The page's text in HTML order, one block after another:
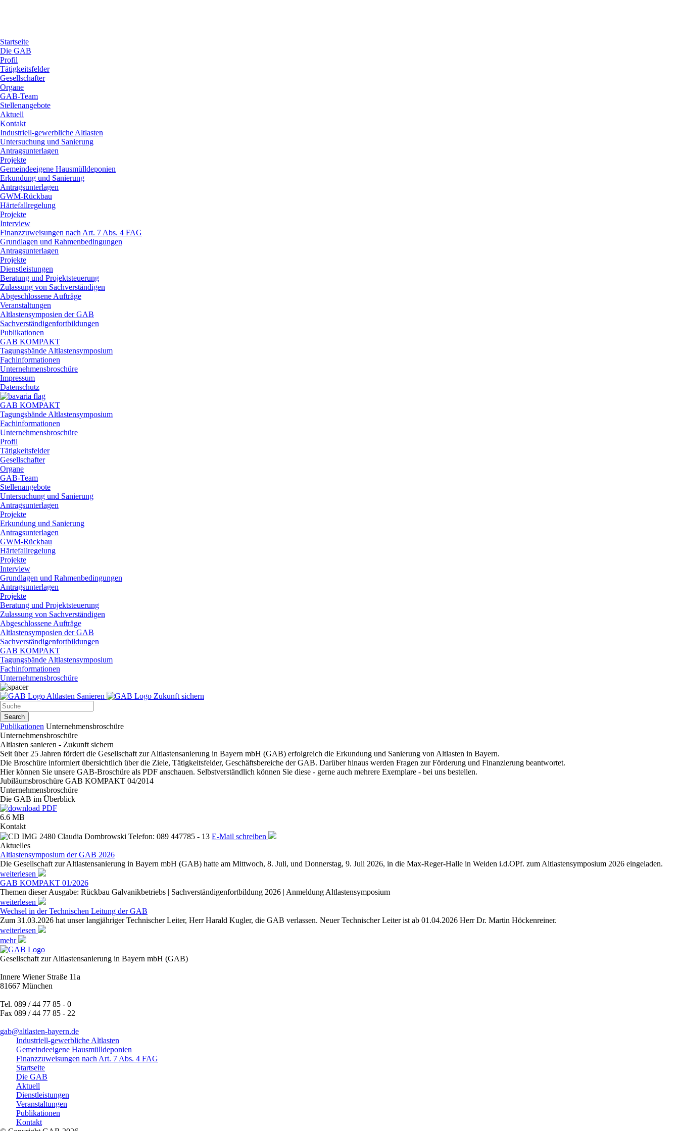
Startseite
Die GAB
Profil
Tätigkeitsfelder
Gesellschafter
Organe
GAB-Team
Stellenangebote
Aktuell
Kontakt
Industriell-gewerbliche Altlasten
Untersuchung und Sanierung
Antragsunterlagen
Projekte
Gemeindeeigene Hausmülldeponien
Erkundung und Sanierung
Antragsunterlagen
GWM-Rückbau
Härtefallregelung
Projekte
Interview
Finanzzuweisungen nach Art. 7 Abs. 4 FAG
Grundlagen und Rahmenbedingungen
Antragsunterlagen
Projekte
Dienstleistungen
Beratung und Projektsteuerung
Zulassung von Sachverständigen
Abgeschlossene Aufträge
Veranstaltungen
Altlastensymposien der GAB
Sachverständigenfortbildungen
Publikationen
GAB KOMPAKT
Tagungsbände Altlastensymposium
Fachinformationen
Unternehmensbroschüre
Impressum
Datenschutz
GAB KOMPAKT
Tagungsbände Altlastensymposium
Fachinformationen
Unternehmensbroschüre
Profil
Tätigkeitsfelder
Gesellschafter
Organe
GAB-Team
Stellenangebote
Untersuchung und Sanierung
Antragsunterlagen
Projekte
Erkundung und Sanierung
Antragsunterlagen
GWM-Rückbau
Härtefallregelung
Projekte
Interview
Grundlagen und Rahmenbedingungen
Antragsunterlagen
Projekte
Beratung und Projektsteuerung
Zulassung von Sachverständigen
Abgeschlossene Aufträge
Altlastensymposien der GAB
Sachverständigenfortbildungen
GAB KOMPAKT
Tagungsbände Altlastensymposium
Fachinformationen
Unternehmensbroschüre
Altlasten Sanieren Zukunft sichern
Search
Publikationen Unternehmensbroschüre
Unternehmensbroschüre
Altlasten sanieren - Zukunft sichern
Seit über 25 Jahren fördert die Gesellschaft zur Altlastensanierung in Bayern mbH (GAB) erfolgreich die Erkundung und Sanierung von Altlasten in Bayern.
Die Broschüre informiert übersichtlich über die Ziele, Tätigkeitsfelder, Geschäftsbereiche der GAB. Darüber hinaus werden Fragen zur Förderung und Finanzierung beantwortet.
Hier können Sie unsere GAB-Broschüre als PDF anschauen. Selbstverständlich können Sie diese - gerne auch mehrere Exemplare - bei uns bestellen.
Jubiläumsbroschüre GAB KOMPAKT 04/2014
Unternehmensbroschüre
Die GAB im Überblick
6.6 MB
Kontakt
Claudia Dombrowski Telefon: 089 447785 - 13 E-Mail schreiben
Aktuelles
Altlastensymposium der GAB 2026
Die Gesellschaft zur Altlastensanierung in Bayern mbH (GAB) hatte am Mittwoch, 8. Juli, und Donnerstag, 9. Juli 2026, in die Max-Reger-Halle in Weiden i.d.OPf. zum Altlastensymposium 2026 eingeladen.
weiterlesen
GAB KOMPAKT 01/2026
Themen dieser Ausgabe: Rückbau Galvanikbetriebs | Sachverständigenfortbildung 2026 | Anmeldung Altlastensymposium
weiterlesen
Wechsel in der Technischen Leitung der GAB
Zum 31.03.2026 hat unser langjähriger Technischer Leiter, Herr Harald Kugler, die GAB verlassen. Neuer Technischer Leiter ist ab 01.04.2026 Herr Dr. Martin Höckenreiner.
weiterlesen
mehr
Gesellschaft zur Altlastensanierung in Bayern mbH (GAB)
Innere Wiener Straße 11a
81667 München
Tel. 089 / 44 77 85 - 0
Fax 089 / 44 77 85 - 22
gab@altlasten-bayern.de
Industriell-gewerbliche Altlasten
Gemeindeeigene Hausmülldeponien
Finanzzuweisungen nach Art. 7 Abs. 4 FAG
Startseite
Die GAB
Aktuell
Dienstleistungen
Veranstaltungen
Publikationen
Kontakt